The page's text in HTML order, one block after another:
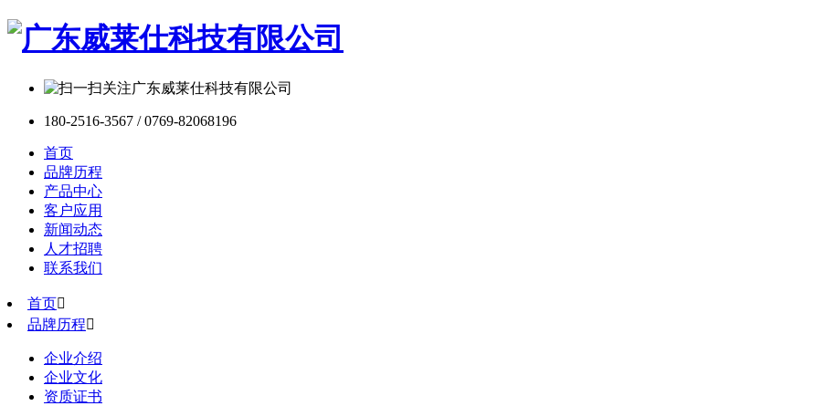
180-2516-3567 / 0769-82068196
首页
品牌历程
产品中心
客户应用
新闻动态
人才招聘
联系我们
首页
品牌历程
企业介绍
企业文化
资质证书